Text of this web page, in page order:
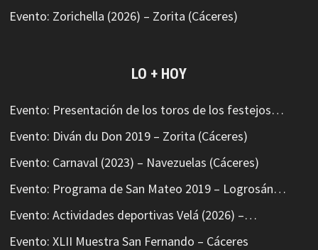
Evento: Zorichella (2026) – Zorita (Cáceres)
LO + HOY
Evento: Presentación de los toros de los festejos…
Evento: Diván du Don 2019 – Zorita (Cáceres)
Evento: Carnaval (2023) – Navezuelas (Cáceres)
Evento: Programa de San Mateo 2019 – Logrosán…
Evento: Actividades deportivas Velá (2026) –…
Evento: XLII Muestra San Fernando – Cáceres